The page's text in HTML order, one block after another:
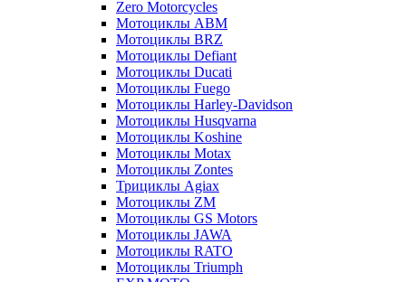
Zero Motorcycles
Мотоциклы ABM
Мотоциклы BRZ
Мотоциклы Defiant
Мотоциклы Ducati
Мотоциклы Fuego
Мотоциклы Harley-Davidson
Мотоциклы Husqvarna
Мотоциклы Koshine
Мотоциклы Motax
Мотоциклы Zontes
Трициклы Agiax
Мотоциклы ZM
Мотоциклы GS Motors
Мотоциклы JAWA
Мотоциклы RATO
Мотоциклы Triumph